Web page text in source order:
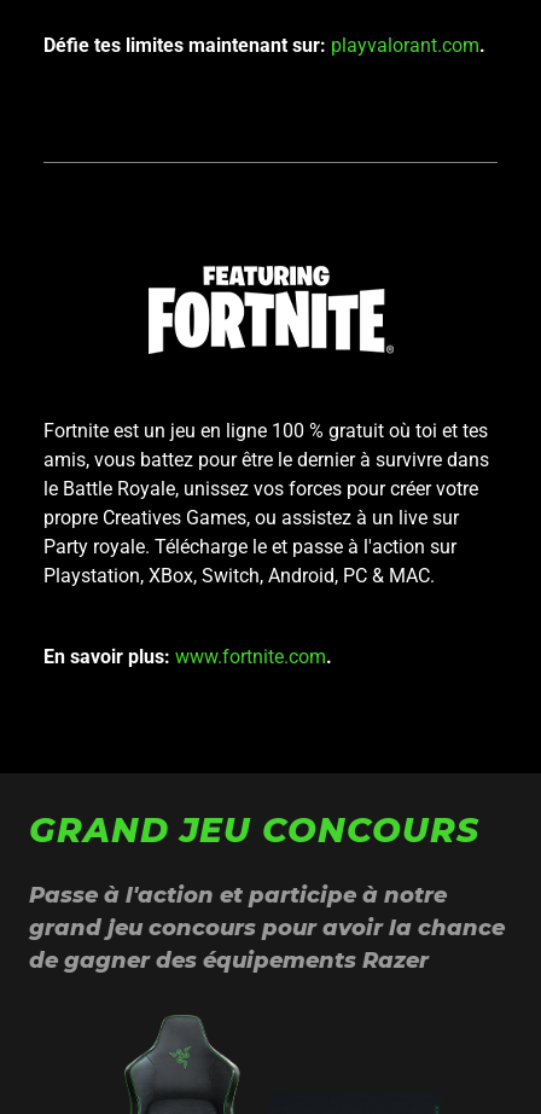
Défie tes limites maintenant sur: playvalorant.com.
Fortnite est un jeu en ligne 100 % gratuit où toi et tes
amis, vous battez pour être le dernier à survivre dans
le Battle Royale, unissez vos forces pour créer votre
propre Creatives Games, ou assistez à un live sur
Party royale. Télécharge le et passe à l'action sur
Playstation, XBox, Switch, Android, PC & MAC.
En savoir plus: www.fortnite.com.
GRAND JEU CONCOURS
Passe à l'action et participe à notre
grand jeu concours pour avoir la chance
de gagner des équipements Razer